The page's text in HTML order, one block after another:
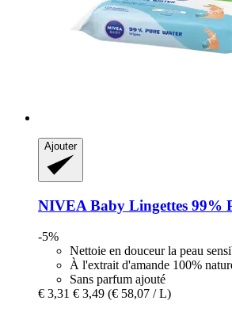
Ajouter
NIVEA Baby Lingettes 99%
-5%
Nettoie en douceur la peau
À l'extrait d'amande 100%
Sans parfum ajouté
€ 3,31 € 3,49 (€ 58,07 / L)